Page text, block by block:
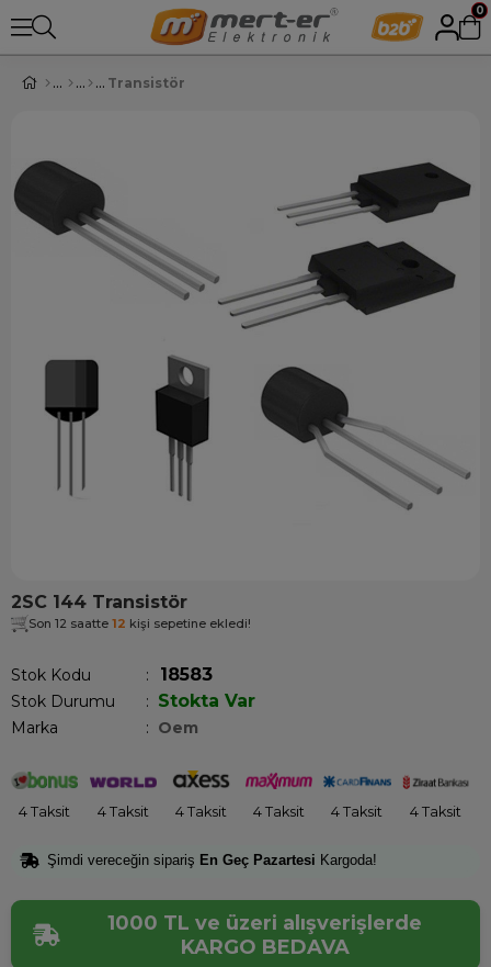
0
Transistör
2SC 144 Transistör
Son 12 saatte 12 kişi sepetine ekledi!
Stok Kodu 18583
Stok Durumu : Stokta Var
Marka : Oem
4 Taksit 4 Taksit 4 Taksit 4 Taksit 4 Taksit 4 Taksit
Şimdi vereceğin sipariş En Geç Pazartesi Kargoda!
1000 TL ve üzeri alışverişlerde
KARGO BEDAVA